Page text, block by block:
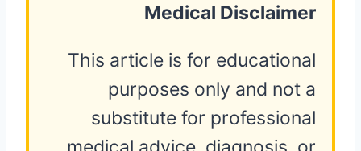
Medical Disclaimer
This article is for educational
purposes only and not a
substitute for professional